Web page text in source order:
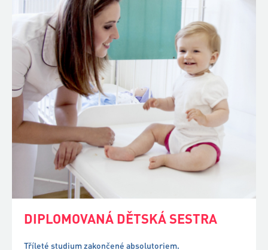
DIPLOMOVANÁ DĚTSKÁ SESTRA
Tříleté studium zakončené absolutoriem.